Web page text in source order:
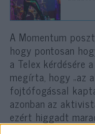
A Momentum
hogy pontosan
a Telex kérdésére
megírta, hogy
fojtófogással
azonban az
ezért higgadt